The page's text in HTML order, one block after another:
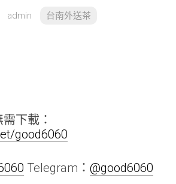
admin 台南外送茶
下載：
good6060
Telegram： @good6060